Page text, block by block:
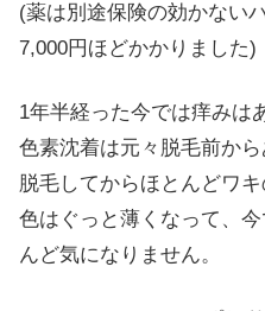
(薬は別途保険の効かない
7,000円ほどかかりました)
1年半経った今では痒みは
色素沈着は元々脱毛前から
脱毛してからほとんどワ
色はぐっと薄くなって、
んど気になりません。